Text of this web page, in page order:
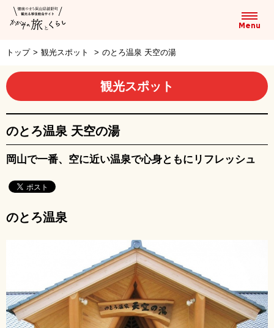
トップ > 観光スポット > のとろ温泉 天空の湯
観光スポット
のとろ温泉 天空の湯
岡山で一番、空に近い温泉で心身ともにリフレッシュ
のとろ温泉